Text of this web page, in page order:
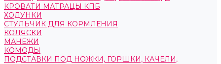
КРОВАТИ МАТРАЦЫ КПБ
ХОДУНКИ
СТУЛЬЧИК ДЛЯ КОРМЛЕНИЯ
КОЛЯСКИ
МАНЕЖИ
КОМОДЫ
ПОДСТАВКИ ПОД НОЖКИ, ГОРШКИ, КАЧЕЛИ,